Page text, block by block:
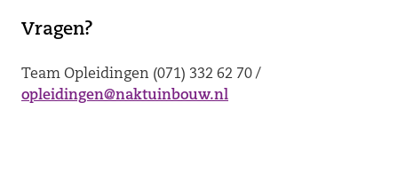
Vragen?
Team Opleidingen (071) 332 62 70 /
opleidingen@naktuinbouw.nl